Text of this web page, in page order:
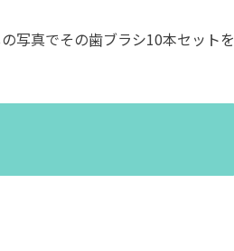
写真でその歯ブラシ10本セットを